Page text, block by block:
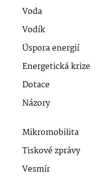
Voda
Vodík
Úspora energií
Energetická krize
Dotace
Názory
Mikromobilita
Tiskové zprávy
Vesmír